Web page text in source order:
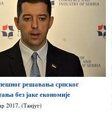
решавања српског
без јаке економије
2017. (Танјуг)